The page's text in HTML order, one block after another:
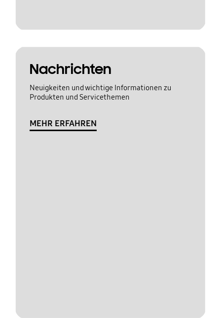
Nachrichten
Neuigkeiten und wichtige Informationen zu
Produkten und Servicethemen
MEHR ERFAHREN